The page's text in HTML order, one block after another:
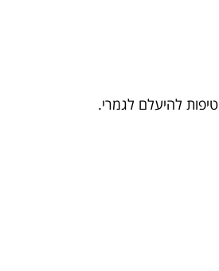
להיעלם לגמרי.